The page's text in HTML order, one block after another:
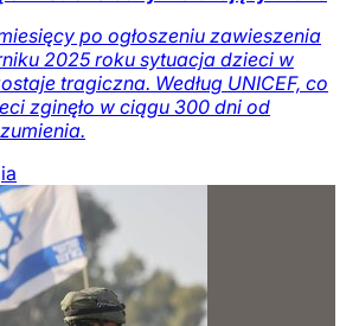
po ogłoszeniu zawieszenia
2025 roku sytuacja dzieci w
tragiczna. Według UNICEF, co
zginęło w ciągu 300 dni od